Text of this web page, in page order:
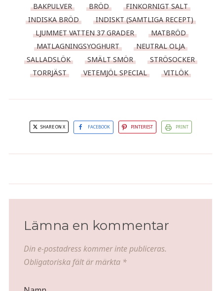
BAKPULVER BRÖD
FINKORNIGT SALT
INDISKA BRÖD
INDISKT (SAMTLIGA RECEPT)
LJUMMET VATTEN 37 GRADER
MATBRÖD
MATLAGNINGSYOGHURT
NEUTRAL OLJA
SALLADSLÖK
SMÄLT SMÖR
STRÖSOCKER
TORRJÄST
VETEMJÖL SPECIAL VITLÖK
SHARE ON X FACEBOOK PINTEREST PRINT
Lämna en kommentar
Din e-postadress kommer inte publiceras.
Obligatoriska fält är märkta *